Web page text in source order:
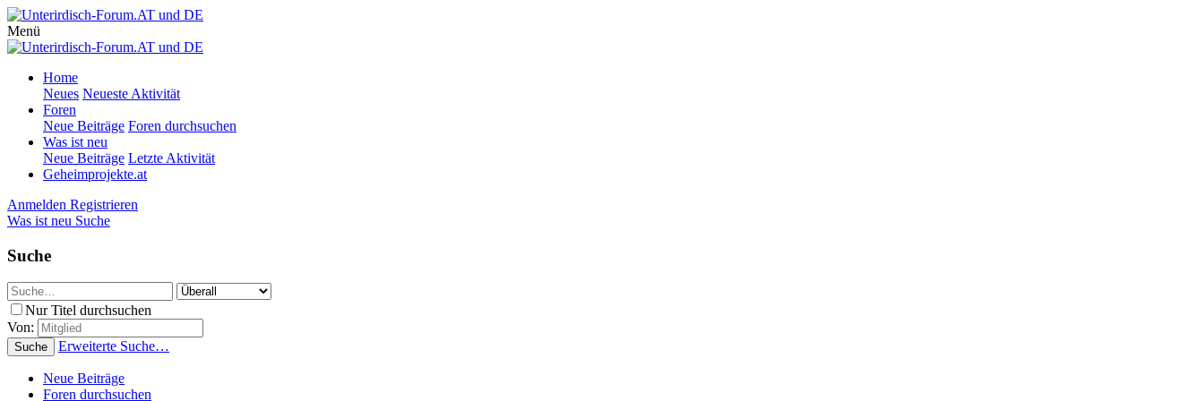
Menü
Home
Neues Neueste Aktivität
Foren
Neue Beiträge Foren durchsuchen
Was ist neu
Neue Beiträge Letzte Aktivität
Geheimprojekte.at
Anmelden Registrieren
Was ist neu Suche
Suche
Nur Titel durchsuchen
Von:
Suche Erweiterte Suche…
Neue Beiträge
Foren durchsuchen